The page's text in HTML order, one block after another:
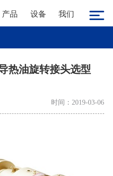
产品 设备 我们
热油旋转接头选型
时间：2019-03-06